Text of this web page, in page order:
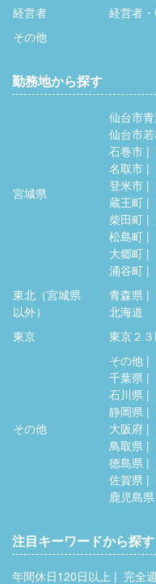
経営者
経営者
その他
勤務地から探す
宮城県
仙台市
仙台市
石巻市
名取市
登米市
蔵王町
柴田町
松島町
大郷町
涌谷町
東北（宮城県
以外）
青森県
北海道
東京
東京２
その他
その他
千葉県
石川県
静岡県
大阪府
鳥取県
徳島県
佐賀県
鹿児島県
注目キーワードから探す
年間休日120日以上 完全